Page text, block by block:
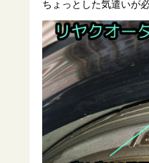
ちょっとした気遣いが